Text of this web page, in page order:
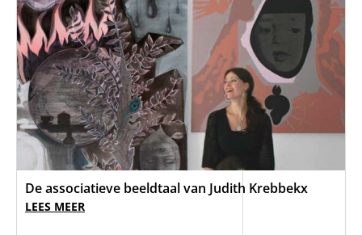
De associatieve beeldtaal van Judith Krebbekx
LEES MEER